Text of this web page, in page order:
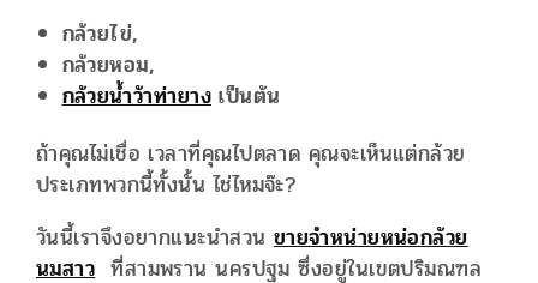
กล้วยไข่,
กล้วยหอม,
กล้วยน้ำว้าท่ายาง เป็นต้น
ถ้าคุณไม่เชื่อ เวลาที่คุณไปตลาด คุณจะเห็นแต่กล้วย
ประเภทพวกนี้ทั้งนั้น ไช่ไหมจ๊ะ?
วันนี้เราจึงอยากแนะนำสวน ขายจำหน่ายหน่อกล้วย
นมสาว ที่สามพราน นครปฐม ซึ่งอยู่ในเขตปริมณฑล